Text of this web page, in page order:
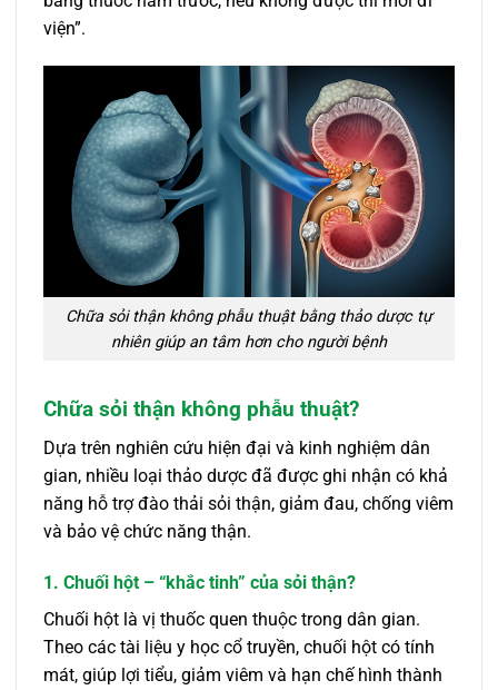
viện”.
Chữa sỏi thận không phẫu thuật bằng thảo dược tự
nhiên giúp an tâm hơn cho người bệnh
Chữa sỏi thận không phẫu thuật?
Dựa trên nghiên cứu hiện đại và kinh nghiệm dân
gian, nhiều loại thảo dược đã được ghi nhận có khả
năng hỗ trợ đào thải sỏi thận, giảm đau, chống viêm
và bảo vệ chức năng thận.
1. Chuối hột – “khắc tinh” của sỏi thận?
Chuối hột là vị thuốc quen thuộc trong dân gian.
Theo các tài liệu y học cổ truyền, chuối hột có tính
mát, giúp lợi tiểu, giảm viêm và hạn chế hình thành